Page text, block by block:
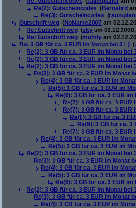
Re(2): Gutscheincodes (Bernahrd
Re(3): Gutscheincodes (
Gutschrift weg (NoName2007 am
Re: Gutschrift weg (sky am
Re: Gutschrift weg (muhrly am
Re: 3 GB für ca. 3 EUR im Monat bei 3 :-) (
Re(2): 3 GB für ca. 3 EUR im Monat bei
Re(2): 3 GB für ca. 3 EUR im Monat bei
Re(2): 3 GB für ca. 3 EUR im Monat bei
Re(3): 3 GB für ca. 3 EUR im Monat
Re(4): 3 GB für ca. 3 EUR im
Re(5): 3 GB für ca. 3 EUR im
Re(6): 3 GB für ca. 3 EUR im
Re(7): 3 GB für ca. 3 EUR
Re(7): 3 GB für ca. 3 EUR
Re(8): 3 GB für ca. 3
Re(9): 3 GB für ca. 3
Re(7): 3 GB für ca. 3 EUR
Re(4): 3 GB für ca. 3 EUR im
Re(5): 3 GB für ca. 3 EUR im
Re(2): 3 GB für ca. 3 EUR im Monat bei
Re(3): 3 GB für ca. 3 EUR im Monat
Re(4): 3 GB für ca. 3 EUR im
Re(5): 3 GB für ca. 3 EUR im
Re(6): 3 GB für ca. 3 EUR im
Re(2): 3 GB für ca. 3 EUR im Monat bei
Re(3): 3 GB für ca. 3 EUR im Monat
Re(4): 3 GB für ca. 3 EUR im